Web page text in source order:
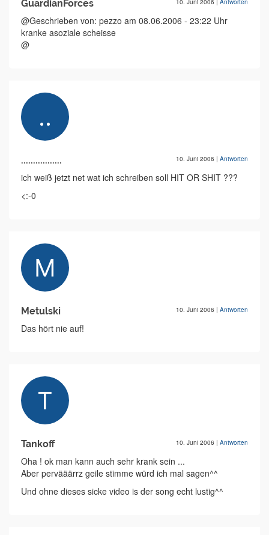
GuardianForces 10. Juni 2006 Antworten
@Geschrieben von: pezzo am 08.06.2006 - 23:22 Uhr
kranke asoziale scheisse
@
................. 10. Juni 2006 | Antworten
ich weiß jetzt net wat ich schreiben soll HIT OR SHIT ???
<:-0
Metulski 10. Juni 2006 | Antworten
Das hört nie auf!
Tankoff 10. Juni 2006 | Antworten
Oha ! ok man kann auch sehr krank sein ...
Aber pervääärrz geile stimme würd ich mal sagen^^
Und ohne dieses sicke video is der song echt lustig^^